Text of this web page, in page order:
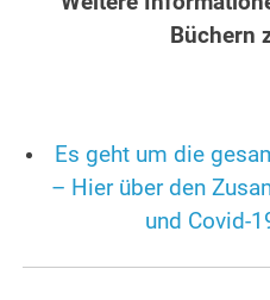
Büchern
Es geht um die
– Hier über den
und Covid-